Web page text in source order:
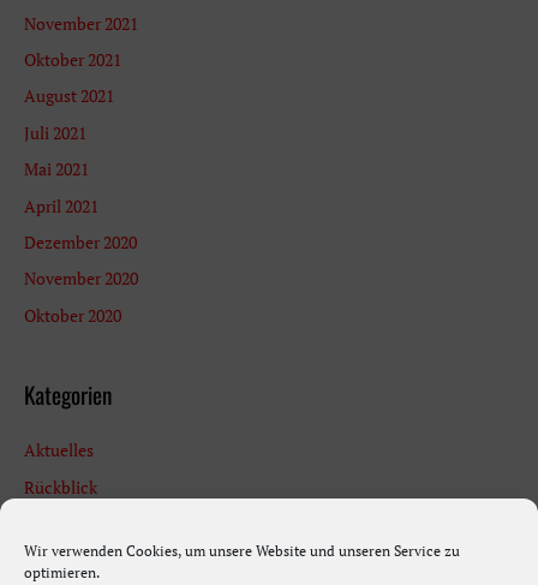
Wir verwenden Cookies, um unsere Website und unseren Service zu
optimieren.
November 2021
Oktober 2021
August 2021
Juli 2021
Mai 2021
April 2021
Dezember 2020
November 2020
Oktober 2020
Kategorien
Aktuelles
Rückblick
Uncategorized